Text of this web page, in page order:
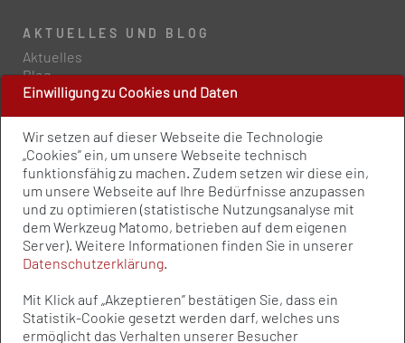
Einwilligung zu Cookies und Daten
Wir setzen auf dieser Webseite die Technologie
„Cookies” ein, um unsere Webseite technisch
funktionsfähig zu machen. Zudem setzen wir diese ein,
um unsere Webseite auf Ihre Bedürfnisse anzupassen
und zu optimieren (statistische Nutzungsanalyse mit
dem Werkzeug Matomo, betrieben auf dem eigenen
Server). Weitere Informationen finden Sie in unserer
Datenschutzerklärung.
Mit Klick auf „Akzeptieren” bestätigen Sie, dass ein
Statistik-Cookie gesetzt werden darf, welches uns
ermöglicht das Verhalten unserer Besucher
AKTUELLES UND BLOG
Aktuelles
Blog
PRESSE UND PUBLIKATIONEN
Policy Paper
Pressemitteilungen
Publikationen
Newsletter
Kontakt
Impressum
Qualitätsstandards
Sitemap